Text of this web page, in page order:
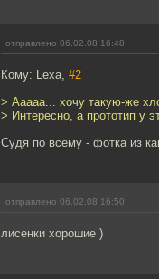
отправлено 06.02.08 16:48
Кому: Lexa, #2
> Ааааа... хочу такую-же
> Интересно, а прототип у
Судя по всему - фотка из
отправлено 06.02.08 16:50
лисенки хорошие )